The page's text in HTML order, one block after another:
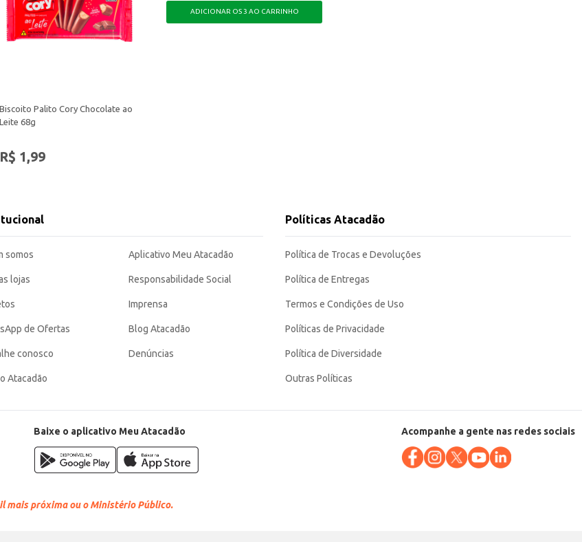
Biscoito Palito Cory Chocolate ao
Leite 68g
R$ 1,99
ADICIONAR OS 3 AO CARRINHO
somos
lojas
de Ofertas
conosco
Atacadão
Aplicativo Meu Atacadão
Responsabilidade Social
Imprensa
Blog Atacadão
Denúncias
Políticas Atacadão
Política de Trocas e Devoluções
Política de Entregas
Termos e Condições de Uso
Políticas de Privacidade
Política de Diversidade
Outras Políticas
Baixe o aplicativo Meu Atacadão Acompanhe a gente nas redes sociais
mais próxima ou o Ministério Público.